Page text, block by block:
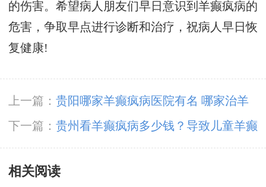
的伤害。希望病人朋友们早日意识到羊癫疯病的
危害，争取早点进行诊断和治疗，祝病人早日恢
复健康!
上一篇： 贵阳哪家羊癫疯病医院有名 哪家治羊
癫疯好？
下一篇： 贵州看羊癫疯病多少钱？导致儿童羊癫
疯的病因有哪些?
相关阅读